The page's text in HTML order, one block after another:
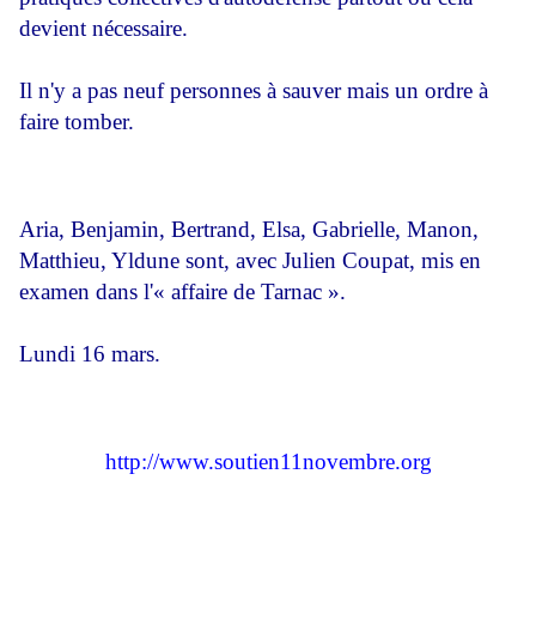
devient nécessaire.
Il n'y a pas neuf personnes à sauver mais un ordre à
faire tomber.
Aria, Benjamin, Bertrand, Elsa, Gabrielle, Manon,
Matthieu, Yldune sont, avec Julien Coupat, mis en
examen dans l'« affaire de Tarnac ».
Lundi 16 mars.
http://www.soutien11novembre.org